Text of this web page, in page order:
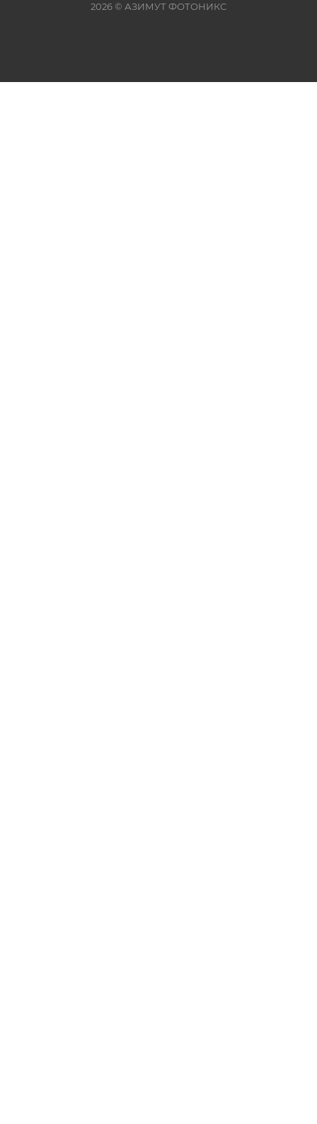
2026© АЗИМУТ ФОТОНИКС